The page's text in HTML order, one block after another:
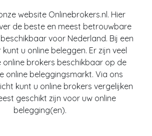
website Onlinebrokers.nl. Hier
de beste en meest betrouwbare
voor Nederland. Bij een
u online beleggen. Er zijn veel
online brokers beschikbaar op de
online beleggingsmarkt. Via ons
kunt u online brokers vergelijken
geschikt zijn voor uw online
belegging(en).